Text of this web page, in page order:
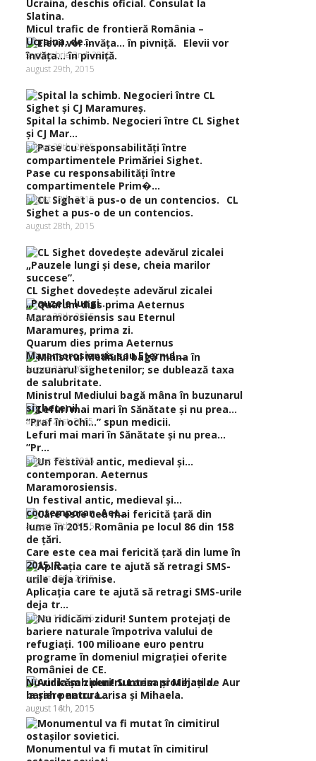
Micul trafic de frontieră România –
Ucraina, de...
septembrie 2nd, 2015
Elevii vor
învăţa… în pivniţă.
august 29th, 2015
Spital la schimb. Negocieri între CL Sighet
şi CJ Mar...
august 29th, 2015
Pase cu responsabilităţi între
compartimentele Prim�...
august 28th, 2015
CL
Sighet a pus-o de un contencios.
august 28th, 2015
CL Sighet dovedeşte adevărul zicalei
„Pauzele lungi...
august 28th, 2015
Quarum dies prima Aeternus
Maramorosiensis sau Eternul ...
august 21st, 2015
Ministrul Mediului bagă mâna în buzunarul
sighetenil...
august 21st, 2015
Lefuri mai mari în Sănătate şi nu prea…
”Pr...
august 19th, 2015
Un festival antic, medieval şi…
contemporan. Aet...
august 19th, 2015
Care este cea mai fericită ţară din lume în
2015. R...
august 16th, 2015
Aplicaţia care te ajută să retragi SMS-urile
deja tr...
august 16th, 2015
Nu ridicăm ziduri! Suntem protejaţi de
bariere natura...
august 16th, 2015
Aur
la şah pentru Larisa şi Mihaela.
august 14th, 2015
Monumentul va fi mutat în cimitirul